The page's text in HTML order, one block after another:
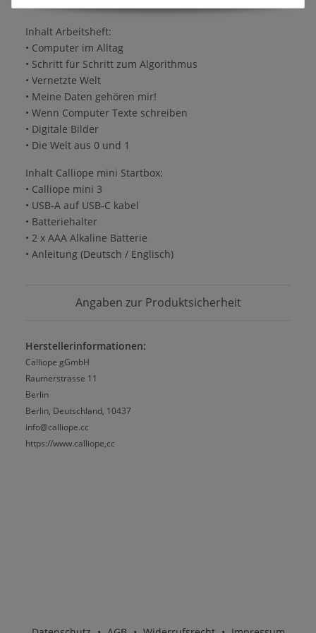
Inhalt Arbeitsheft:
• Computer im Alltag
• Schritt für Schritt zum Algorithmus
• Vernetzte Welt
• Meine Daten gehören mir!
• Wenn Computer Texte schreiben
• Digitale Bilder
• Die Welt aus 0 und 1
Inhalt Calliope mini Startbox:
• Calliope mini 3
• USB-A auf USB-C kabel
• Batteriehalter
• 2 x AAA Alkaline Batterie
• Anleitung (Deutsch / Englisch)
Angaben zur Produktsicherheit
Herstellerinformationen:
Calliope gGmbH
Raumerstrasse 11
Berlin
Berlin, Deutschland, 10437
info@calliope.cc
https://www.calliope,cc